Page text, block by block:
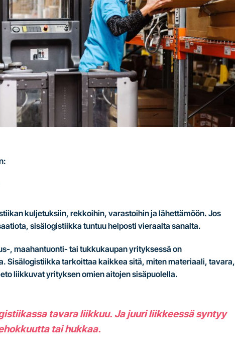
kuljetuksiin, rekkoihin, varastoihin ja lähettämöön. Jos
sisälogistiikka tuntuu helposti vieraalta sanalta.
, maahantuonti- tai tukkukaupan yrityksessä on
Sisälogistiikka tarkoittaa kaikkea sitä, miten materiaali, tavara,
liikkuvat yrityksen omien aitojen sisäpuolella.
tavara liikkuu. Ja juuri liikkeessä syntyy
tai hukkaa.